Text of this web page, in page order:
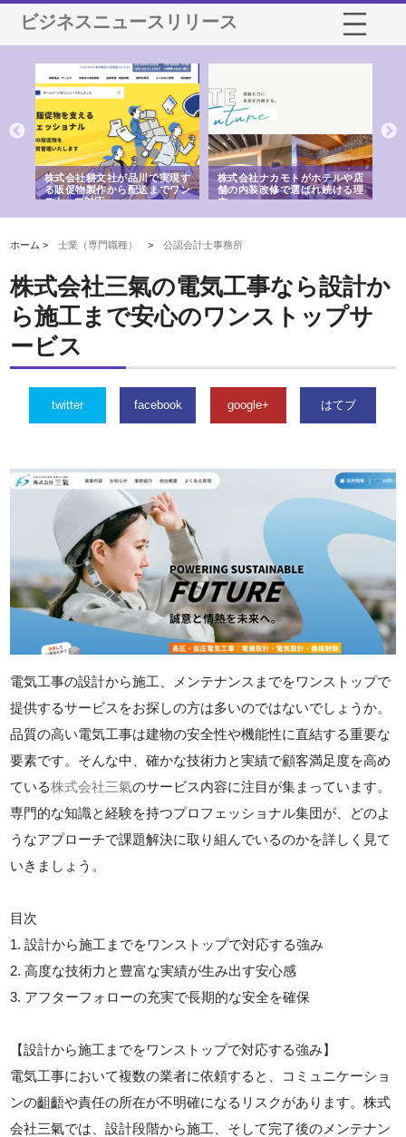
ビジネスニュースリリース
株式会社耕文社が品川で実現す
る販促物製作から配送までワン
ストップ対応
株式会社ナカモトがホテルや店
舗の内装改修で選ばれ続ける理
由
ホーム >士業（専門職種） >公認会計士事務所
株式会社三氣の電気工事なら設計か
ら施工まで安心のワンストップサ
ービス
twitter facebook google+ はてブ
電気工事の設計から施工、メンテナンスまでをワンストップで
提供するサービスをお探しの方は多いのではないでしょうか。
品質の高い電気工事は建物の安全性や機能性に直結する重要な
要素です。そんな中、確かな技術力と実績で顧客満足度を高め
ている株式会社三氣のサービス内容に注目が集まっています。
専門的な知識と経験を持つプロフェッショナル集団が、どのよ
うなアプローチで課題解決に取り組んでいるのかを詳しく見て
いきましょう。
目次
1. 設計から施工までをワンストップで対応する強み
2. 高度な技術力と豊富な実績が生み出す安心感
3. アフターフォローの充実で長期的な安全を確保
【設計から施工までをワンストップで対応する強み】
電気工事において複数の業者に依頼すると、コミュニケーショ
ンの齟齬や責任の所在が不明確になるリスクがあります。株式
会社三氣では、設計段階から施工、そして完了後のメンテナン